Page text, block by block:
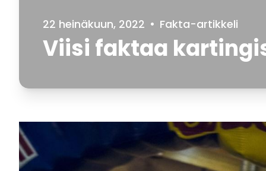
22 heinäkuun, 2022 • Fakta-artikkeli
Viisi faktaa